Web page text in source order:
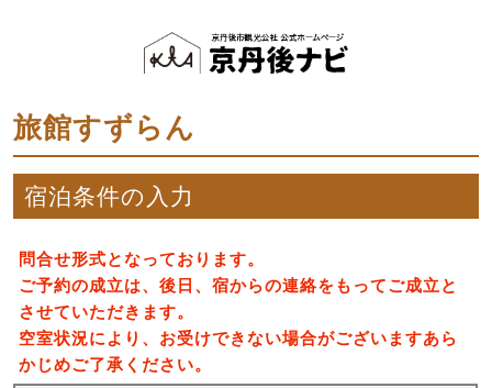
旅館すずらん
宿泊条件の入力
問合せ形式となっております。
ご予約の成立は、後日、宿からの連絡をもってご成立と
させていただきます。
空室状況により、お受けできない場合がございますあら
かじめご了承ください。